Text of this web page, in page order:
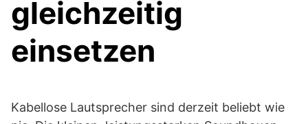
gleichzeitig
einsetzen
Kabellose Lautsprecher sind derzeit beliebt wie